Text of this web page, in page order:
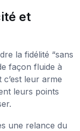
et
la fidélité “sans
façon fluide à
c’est leur arme
leurs points
une relance du